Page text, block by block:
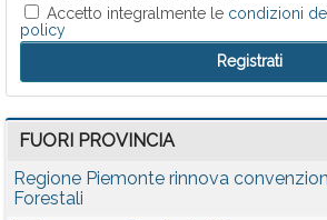
Accetto integralmente le condizioni
policy
FUORI PROVINCIA
Regione Piemonte rinnova
Forestali